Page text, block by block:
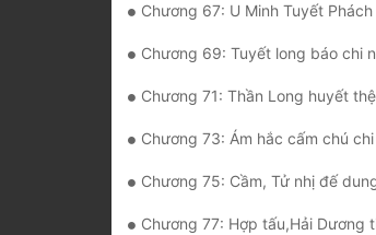
Chương 67: U Minh Tuyết Phách
Chương 69: Tuyết long báo chi
Chương 71: Thần Long huyết thệ
Chương 73: Ám hắc cấm chú
Chương 75: Cầm, Tử nhị đế
Chương 77: Hợp tấu,Hải Dương